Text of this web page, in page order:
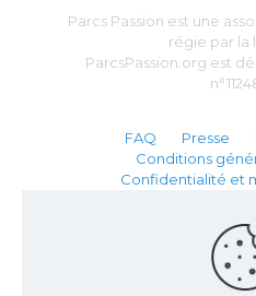
Parcs Passion est une
régie par la
ParcsPassion.org est
FAQ Presse
Conditions
Confidentialité et